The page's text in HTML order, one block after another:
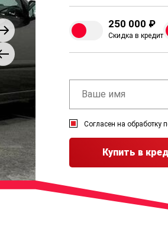
250 000 ₽
Скидка в кредит
Согласен на обработку
Купить в